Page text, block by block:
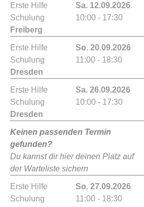
Erste Hilfe
Schulung
Freiberg
Sa. 12.09.2026
10:00 - 17:30
Erste Hilfe
Schulung
Dresden
So. 20.09.2026
11:00 - 18:30
Erste Hilfe
Schulung
Dresden
Sa. 26.09.2026
10:00 - 17:30
Keinen passenden Termin
gefunden?
Du kannst dir hier deinen Platz auf
der Warteliste sichern
Erste Hilfe
Schulung
So. 27.09.2026
11:00 - 18:30